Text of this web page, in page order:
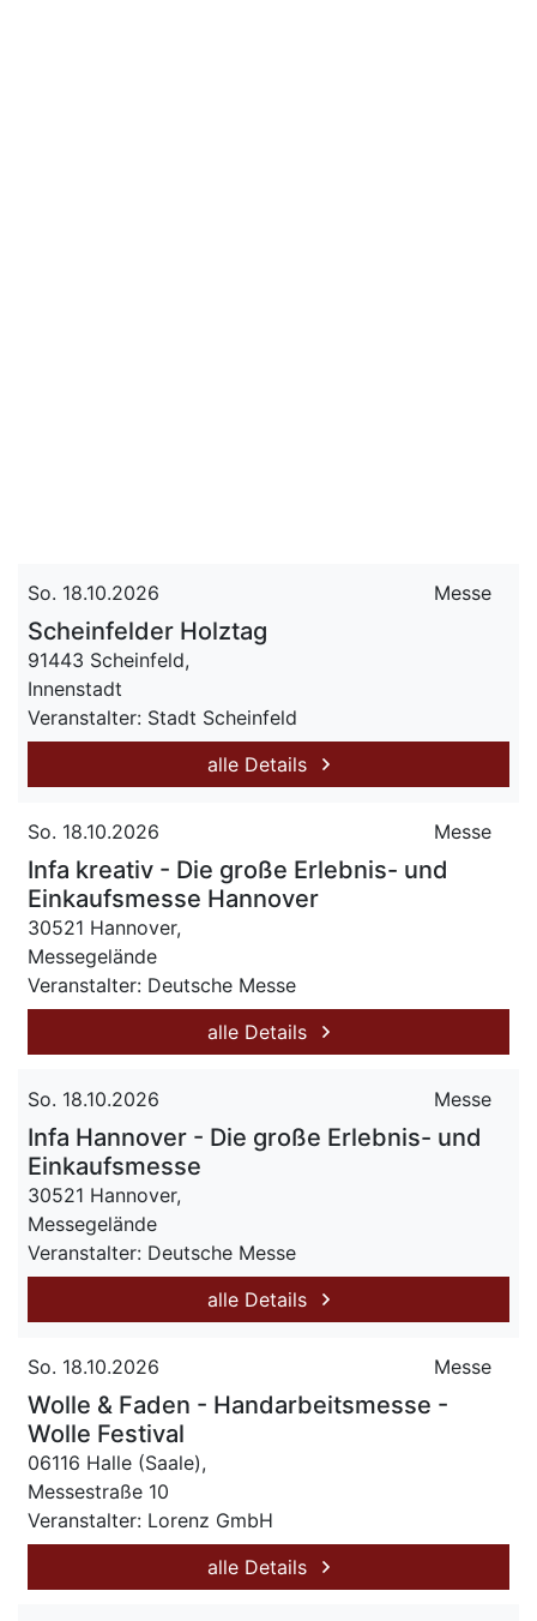
So. 18.10.2026 Messe
Scheinfelder Holztag
91443 Scheinfeld,
Innenstadt
Veranstalter: Stadt Scheinfeld
alle Details
So. 18.10.2026 Messe
Infa kreativ - Die große Erlebnis- und
Einkaufsmesse Hannover
30521 Hannover,
Messegelände
Veranstalter: Deutsche Messe
alle Details
So. 18.10.2026 Messe
Infa Hannover - Die große Erlebnis- und
Einkaufsmesse
30521 Hannover,
Messegelände
Veranstalter: Deutsche Messe
alle Details
So. 18.10.2026 Messe
Wolle & Faden - Handarbeitsmesse -
Wolle Festival
06116 Halle (Saale),
Messestraße 10
Veranstalter: Lorenz GmbH
alle Details